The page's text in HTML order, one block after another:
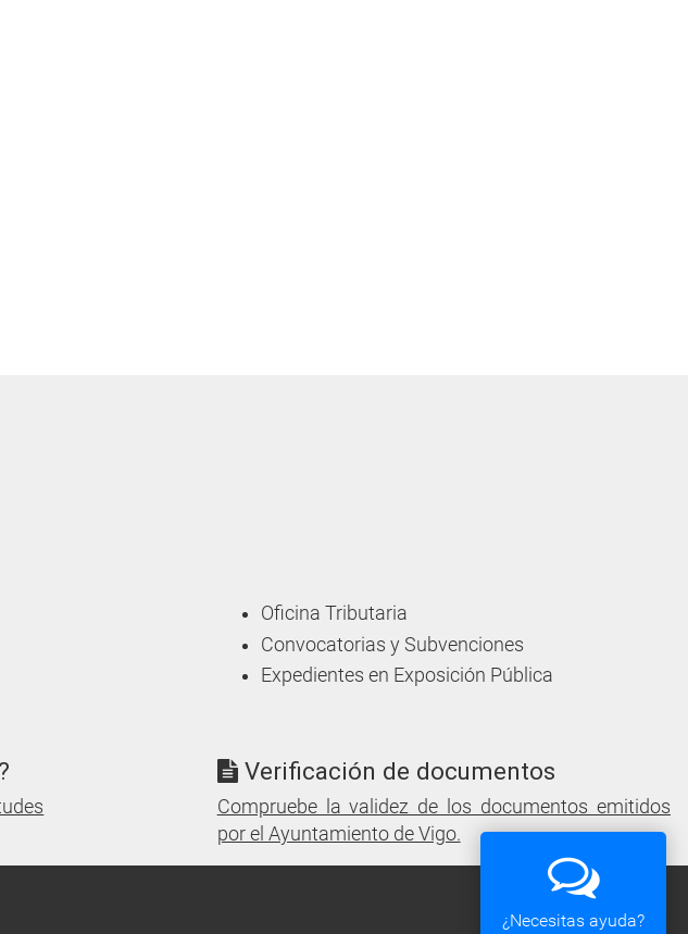
Oficina Tributaria
Convocatorias y Subvenciones
Expedientes en Exposición Pública
Verificación de documentos
Compruebe la validez de los documentos emitidos
por el Ayuntamiento de Vigo.
¿Necesitas ayuda?